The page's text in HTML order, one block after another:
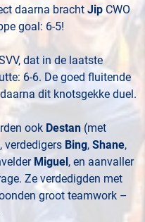
daarna bracht Jip CWO
goal: 6-5!
dat in de laatste
6-6. De goed fluitende
dit knotsgekke duel.
ook Destan (met
verdedigers Bing, Shane,
Miguel, en aanvaller
Ze verdedigden met
groot teamwork –